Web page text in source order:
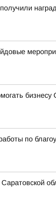
бизнесу
по